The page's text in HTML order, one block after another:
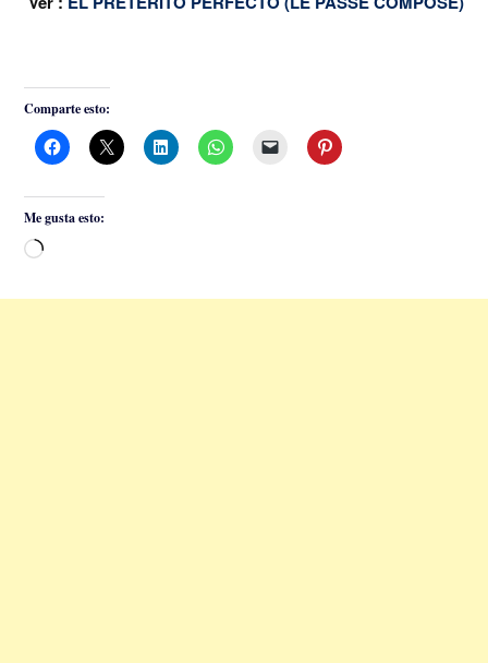
Comparte esto:
Me gusta esto:
Cargando...